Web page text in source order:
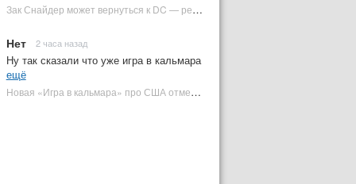
Зак Снайдер может вернуться к DC — режиссер общался с Warner Bros. (фото) | Plugged In Ru
Нет 2 часа назад
Ну так сказали что уже игра в кальмара
ещё
Новая «Игра в кальмара» про США отменена | Plugged In Ru